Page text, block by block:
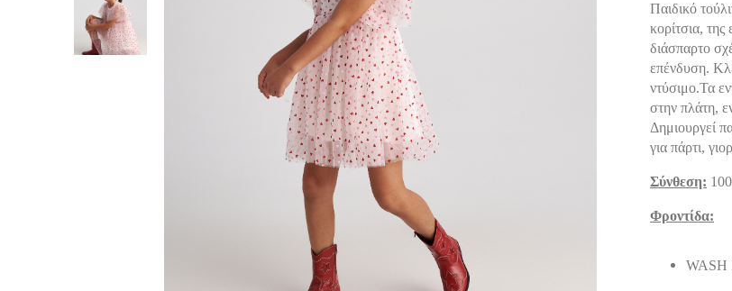
Παιδικό
κορίτσια,
διάσπαρτο
επένδυση.
ντύσιμο.Τα
στην πλάτη,
Δημιουργεί
για πάρτι,
Σύνθεση:
Φροντίδα:
WASH